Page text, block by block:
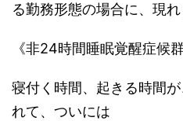
る勤務形態の場合に、現れ
《非24時間睡眠覚醒症候群
寝付く時間、起きる時間
れて、ついには